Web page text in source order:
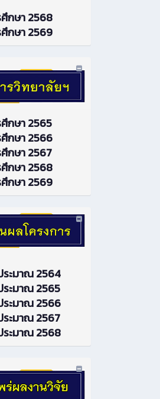
ศึกษา 2568
ศึกษา 2569
กษา 2565
ศึกษา 2566
กษา 2567
ศึกษา 2568
ศึกษา 2569
ระมาณ 2564
ระมาณ 2565
ระมาณ 2566
ระมาณ 2567
ระมาณ 2568